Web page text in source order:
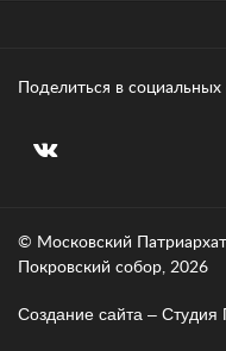
Поделиться в социальных
© Московский
Покровский собор, 2026
Создание сайта –